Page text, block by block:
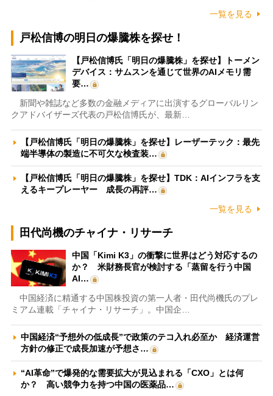
一覧を見る
戸松信博の明日の爆騰株を探せ！
【戸松信博氏「明日の爆騰株」を探せ】トーメン
デバイス：サムスンを通じて世界のAIメモリ需
要…
新聞や雑誌など多数の金融メディアに出演するグローバルリン
クアドバイザーズ代表の戸松信博氏が、最新…
【戸松信博氏「明日の爆騰株」を探せ】レーザーテック：最先
端半導体の製造に不可欠な検査装…
【戸松信博氏「明日の爆騰株」を探せ】TDK：AIインフラを支
えるキープレーヤー 成長の再評…
一覧を見る
田代尚機のチャイナ・リサーチ
中国「Kimi K3」の衝撃に世界はどう対応するの
か？ 米財務長官が検討する「蒸留を行う中国
AI…
中国経済に精通する中国株投資の第一人者・田代尚機氏のプレ
ミアム連載「チャイナ・リサーチ」。中国企…
中国経済“予想外の低成長”で政策のテコ入れ必至か 経済運営
方針の修正で成長加速が予想さ…
“AI革命”で爆発的な需要拡大が見込まれる「CXO」とは何
か？ 高い競争力を持つ中国の医薬品…